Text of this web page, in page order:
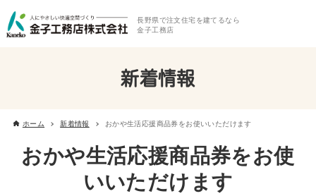
長野県で注文住宅を建てるなら
金子工務店
新着情報
ホーム 新着情報 おかや生活応援商品券をお使いいただけます
おかや生活応援商品券をお使
いいただけます